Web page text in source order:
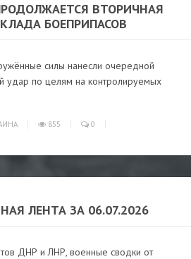
ВТОРИЧНАЯ
БОЕПРИПАСОВ
силы нанесли очередной
удар по целям на контролируемых
855 0
ЛЕНТА ЗА 06.07.2026
ДНР и ЛНР, военные сводки от